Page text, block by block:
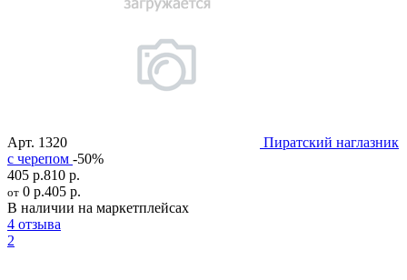
Арт. 1320
Пиратский наглазник
c черепом -50%
405 р.810 р.
от 0 р.405 р.
В наличии на маркетплейсах
4 отзыва
2